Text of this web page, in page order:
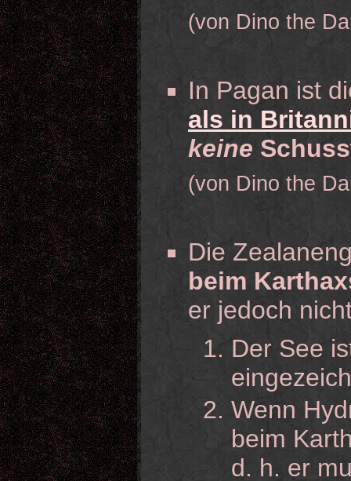
(von Dino the
In Pagan ist
als in
keine
(von Dino the
Die
beim
er jedoch
Der See
Wenn
beim
d. h. er